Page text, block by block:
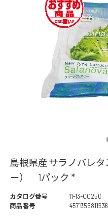
島根県産 サラノバレ
ー） 1パック *
カタログ番号
11-13-00250
商品番号
4571355811536